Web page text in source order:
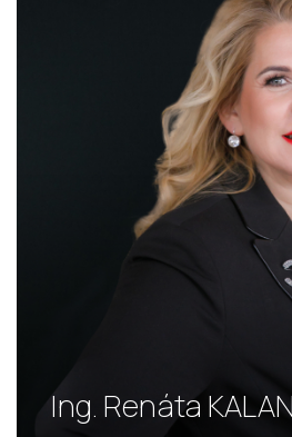
Ing. Renáta